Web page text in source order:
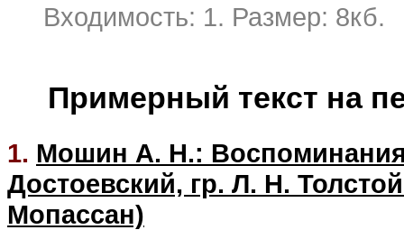
Входимость: 1. Размер: 8кб.
Примерный текст на
1. Мошин А. Н.:
Достоевский, гр. Л. Н.
Мопассан)